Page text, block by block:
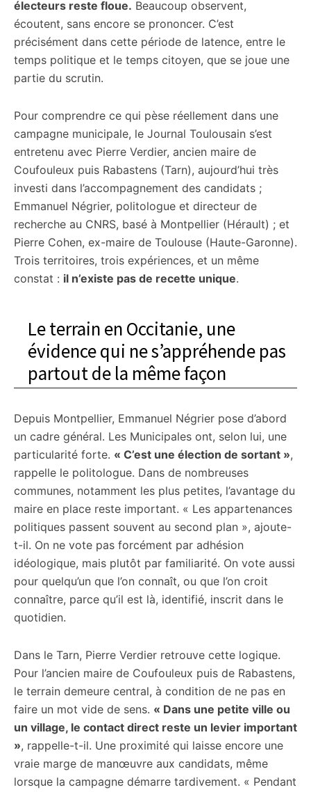
électeurs reste floue. Beaucoup observent,
écoutent, sans encore se prononcer. C’est
précisément dans cette période de latence, entre le
temps politique et le temps citoyen, que se joue une
partie du scrutin.
Pour comprendre ce qui pèse réellement dans une
campagne municipale, le Journal Toulousain s’est
entretenu avec Pierre Verdier, ancien maire de
Coufouleux puis Rabastens (Tarn), aujourd’hui très
investi dans l’accompagnement des candidats ;
Emmanuel Négrier, politologue et directeur de
recherche au CNRS, basé à Montpellier (Hérault) ; et
Pierre Cohen, ex-maire de Toulouse (Haute-Garonne).
Trois territoires, trois expériences, et un même
constat : il n’existe pas de recette unique.
Le terrain en Occitanie, une
évidence qui ne s’appréhende pas
partout de la même façon
Depuis Montpellier, Emmanuel Négrier pose d’abord
un cadre général. Les Municipales ont, selon lui, une
particularité forte. « C’est une élection de sortant »,
rappelle le politologue. Dans de nombreuses
communes, notamment les plus petites, l’avantage du
maire en place reste important. « Les appartenances
politiques passent souvent au second plan », ajoute-
t-il. On ne vote pas forcément par adhésion
idéologique, mais plutôt par familiarité. On vote aussi
pour quelqu’un que l’on connaît, ou que l’on croit
connaître, parce qu’il est là, identifié, inscrit dans le
quotidien.
Dans le Tarn, Pierre Verdier retrouve cette logique.
Pour l’ancien maire de Coufouleux puis de Rabastens,
le terrain demeure central, à condition de ne pas en
faire un mot vide de sens. « Dans une petite ville ou
un village, le contact direct reste un levier important
», rappelle-t-il. Une proximité qui laisse encore une
vraie marge de manœuvre aux candidats, même
lorsque la campagne démarre tardivement. « Pendant